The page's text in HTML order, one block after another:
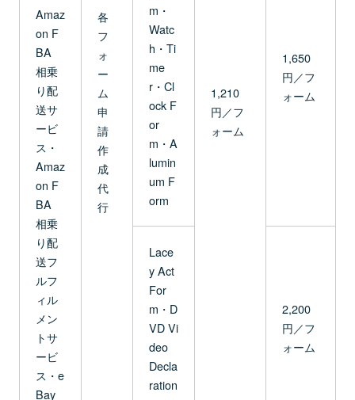
Amaz
on F
BA
相乗
り配
送サ
ービ
ス・
Amaz
on F
BA
相乗
り配
送フ
ルフ
ィル
メン
トサ
ービ
ス・e
Bay
各
フ
ォ
ー
ム
申
請
作
成
代
行
1,210
円／フ
ォーム
m・
Watc
h・Ti
me
r・Cl
ock F
or
m・A
lumin
um F
orm
1,650
円／フ
ォーム
Lace
y Act
For
m・D
VD Vi
deo
Decla
ration
2,200
円／フ
ォーム